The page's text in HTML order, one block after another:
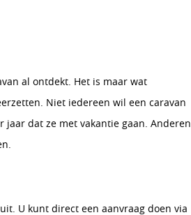
al ontdekt. Het is maar wat
Niet iedereen wil een caravan
dat ze met vakantie gaan. Anderen
U kunt direct een aanvraag doen via